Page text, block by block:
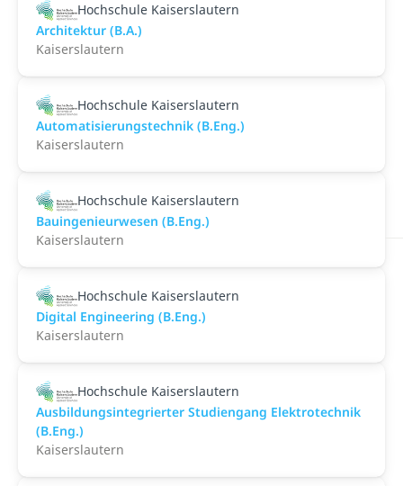
Hochschule Kaiserslautern
Architektur (B.A.)
Kaiserslautern
Hochschule Kaiserslautern
Automatisierungstechnik (B.Eng.)
Kaiserslautern
Hochschule Kaiserslautern
Bauingenieurwesen (B.Eng.)
Kaiserslautern
Hochschule Kaiserslautern
Digital Engineering (B.Eng.)
Kaiserslautern
Hochschule Kaiserslautern
Ausbildungsintegrierter Studiengang Elektrotechnik
(B.Eng.)
Kaiserslautern